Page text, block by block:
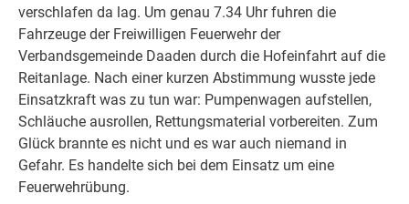
verschlafen da lag. Um genau 7.34 Uhr fuhren die
Fahrzeuge der Freiwilligen Feuerwehr der
Verbandsgemeinde Daaden durch die Hofeinfahrt auf die
Reitanlage. Nach einer kurzen Abstimmung wusste jede
Einsatzkraft was zu tun war: Pumpenwagen aufstellen,
Schläuche ausrollen, Rettungsmaterial vorbereiten. Zum
Glück brannte es nicht und es war auch niemand in
Gefahr. Es handelte sich bei dem Einsatz um eine
Feuerwehrübung.